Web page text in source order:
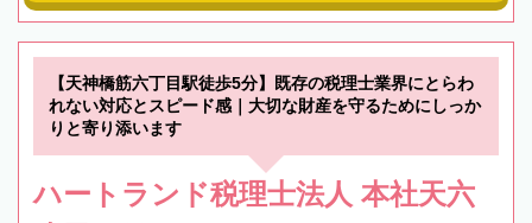
【天神橋筋六丁目駅徒歩5分】既存の税理士業界にとらわ
れない対応とスピード感｜大切な財産を守るためにしっか
りと寄り添います
ハートランド税理士法人 本社天六